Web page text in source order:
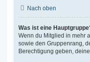
Nach oben
Was ist eine
Wenn du Mitglied in mehr
sowie den Gruppenrang,
Berechtigung geben,